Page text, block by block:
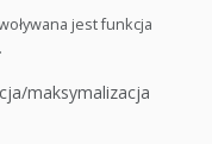
jest funkcja
maksymalizacja